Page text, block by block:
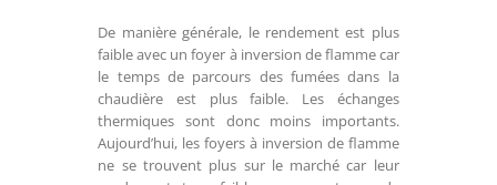
De manière générale, le rendement est plus
faible avec un foyer à inversion de flamme car
le temps de parcours des fumées dans la
chaudière est plus faible. Les échanges
thermiques sont donc moins importants.
Aujourd’hui, les foyers à inversion de flamme
ne se trouvent plus sur le marché car leur